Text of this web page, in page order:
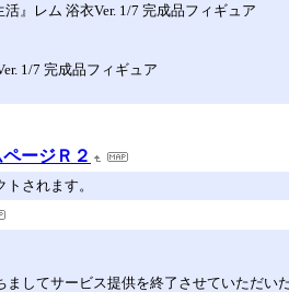
』レム 浴衣Ver. 1/7 完成品フィギュア
1/7 完成品フィギュア
ージＲ２
されます。
ましてサービス提供を終了させていただい